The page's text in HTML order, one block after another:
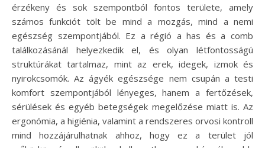
érzékeny és sok szempontból fontos területe, amely
számos funkciót tölt be mind a mozgás, mind a nemi
egészség szempontjából. Ez a régió a has és a comb
találkozásánál helyezkedik el, és olyan létfontosságú
struktúrákat tartalmaz, mint az erek, idegek, izmok és
nyirokcsomók. Az ágyék egészsége nem csupán a testi
komfort szempontjából lényeges, hanem a fertőzések,
sérülések és egyéb betegségek megelőzése miatt is. Az
ergonómia, a higiénia, valamint a rendszeres orvosi kontroll
mind hozzájárulhatnak ahhoz, hogy ez a terület jól